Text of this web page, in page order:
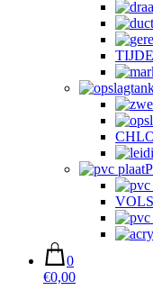
0
€0,00